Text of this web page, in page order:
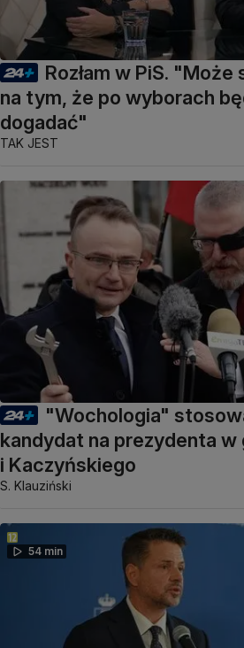
Rozłam w PiS.
na tym, że po wyborach
dogadać"
TAK JEST
"Wochologia"
kandydat na prezydenta w
i Kaczyńskiego
S. Klauziński
54 min